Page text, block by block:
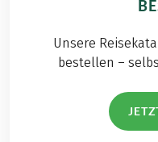
Unsere
bestellen –